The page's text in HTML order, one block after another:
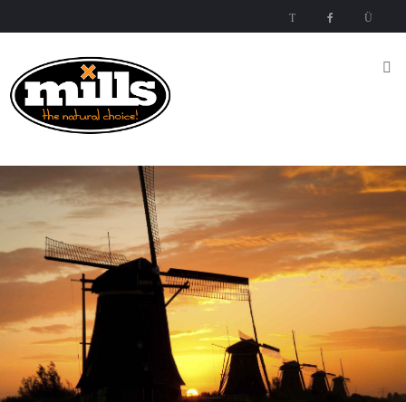
Esquema del Crecimiento
Nutrientes
Mills
Mills High
Concentrated
Nutrient
Mills
Special
Products
Media
Esquema
del